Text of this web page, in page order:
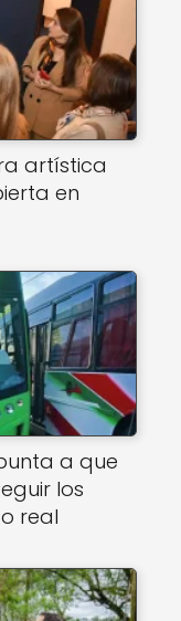
artística
en
a que
los
real